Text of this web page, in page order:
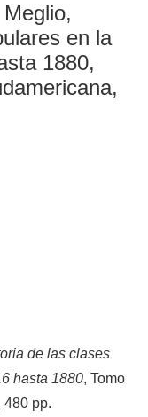
en la
1880,
de las clases
hasta 1880, Tomo
480 pp.